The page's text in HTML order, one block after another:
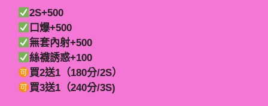
2S+500
口爆+500
無套內射+500
絲襪誘惑+100
買2送1（180分/2S）
買3送1（240分/3S)